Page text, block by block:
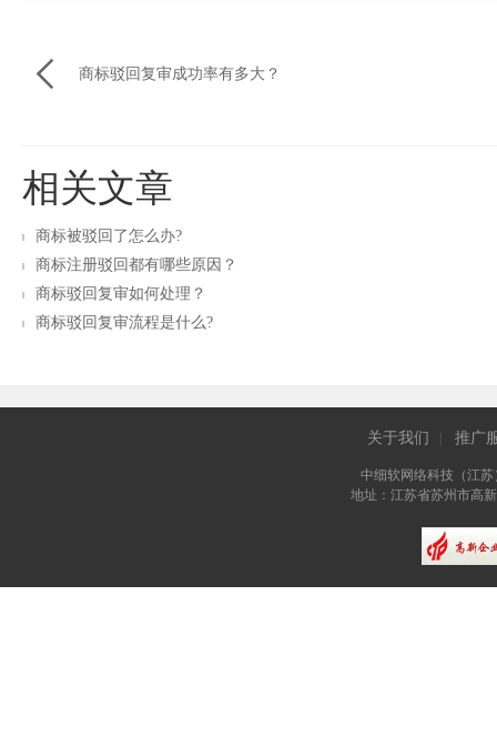
 商标驳回复审成功率有多大？
相关文章
商标被驳回了怎么办?
商标注册驳回都有哪些原因？
商标驳回复审如何处理？
商标驳回复审流程是什么?
关于我们 推广
中细软网络科技（江
地址：江苏省苏州市高